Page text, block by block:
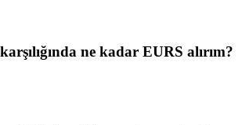
ne kadar EURS alırım?